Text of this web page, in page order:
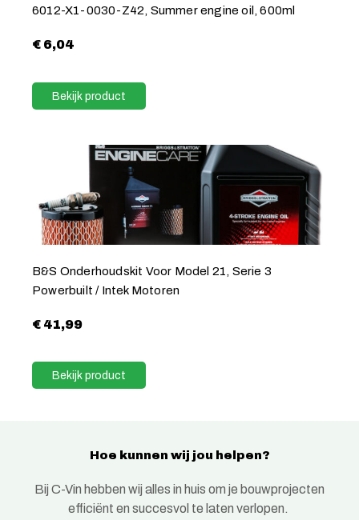
6012-X1-0030-Z42, Summer engine oil, 600ml
€6,04
Bekijk product
B&S Onderhoudskit Voor Model 21, Serie 3
Powerbuilt / Intek Motoren
€41,99
Bekijk product
Hoe kunnen wij jou helpen?
Bij C-Vin hebben wij alles in huis om je bouwprojecten
efficiënt en succesvol te laten verlopen.